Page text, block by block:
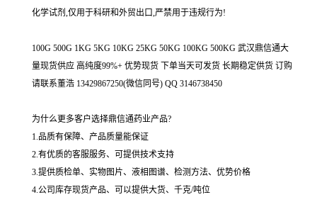
化学试剂,仅用于科研和外贸出口,严禁用于违规行为!
100G 500G 1KG 5KG 10KG 25KG 50KG 100KG 500KG 武汉鼎信通大
量现货供应 高纯度99%+ 优势现货 下单当天可发货 长期稳定供货 订购
请联系董浩 13429867250(微信同号) QQ 3146738450
为什么更多客户选择鼎信通药业产品?
1.品质有保障、产品质量能保证
2.有优质的客服服务、可提供技术支持
3.提供质检单、实物图片、液相图谱、检测方法、优势价格
4.公司库存现货产品、可以提供大货、千克/吨位